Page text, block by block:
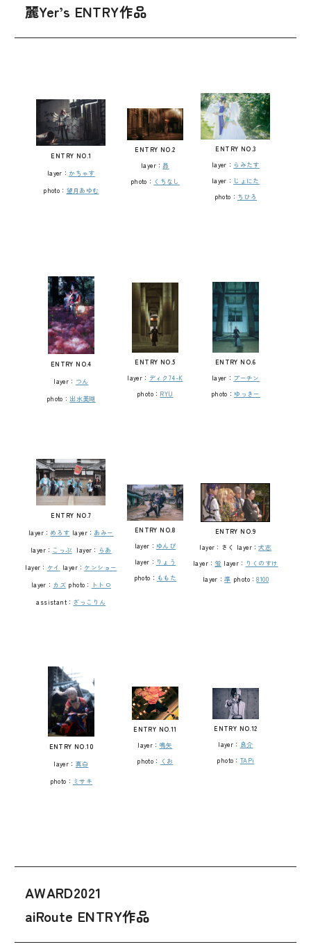
麗Yer’s ENTRY作品
ENTRY NO.1
layer： かちゃす
photo： 望月あゆむ
ENTRY NO.2
layer：昴
photo： くちなし
ENTRY NO.3
layer： らみたす
layer： じょにた
photo： ちひろ
ENTRY NO.4
layer： つん
photo： 出水美瑚
ENTRY NO.5
layer： ディク74-K
photo： RYU
ENTRY NO.6
layer： プーチン
photo： ゆっきー
ENTRY NO.7
layer： めろす layer： あみー
layer： こっぷ layer： らあ
layer： ケイ layer： ケンショー
layer： カズphoto：
トトロ
assistant： ざっこりん
ENTRY NO.8
layer： ゆんぴ
layer： りょう
photo： ももた
ENTRY NO.9
layer：さく layer：犬志
layer： 蛍 layer： りくのすけ
layer：準 photo：8100
ENTRY NO.10
layer： 真白
photo： ミサキ
ENTRY NO.11
layer： 鳴矢
photo： くお
ENTRY NO.12
layer： 良介
photo： TAPi
AWARD2021
aiRoute ENTRY作品